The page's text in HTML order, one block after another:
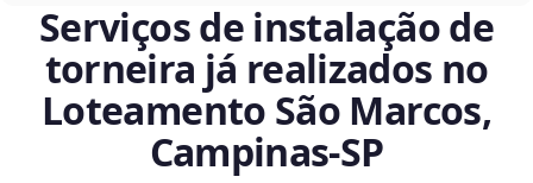
Serviços de instalação de
torneira já realizados no
Loteamento São Marcos,
Campinas‑SP